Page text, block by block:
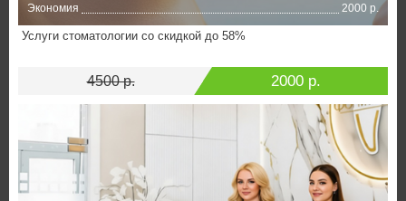
Экономия
2000 р.
Услуги стоматологии со скидкой до 58%
4500 р. 2000 р.